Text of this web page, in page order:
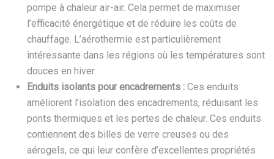
pompe à chaleur air-air. Cela permet de maximiser
l’efficacité énergétique et de réduire les coûts de
chauffage. L’aérothermie est particulièrement
intéressante dans les régions où les températures sont
douces en hiver.
Enduits isolants pour encadrements : Ces enduits
améliorent l’isolation des encadrements, réduisant les
ponts thermiques et les pertes de chaleur. Ces enduits
contiennent des billes de verre creuses ou des
aérogels, ce qui leur confère d’excellentes propriétés